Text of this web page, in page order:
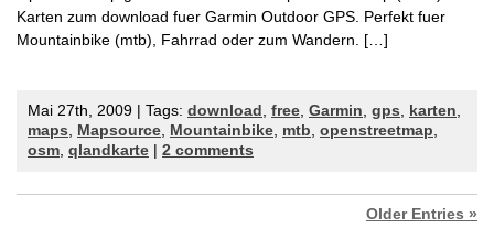
Karten zum download fuer Garmin Outdoor GPS. Perfekt fuer
Mountainbike (mtb), Fahrrad oder zum Wandern. […]
Mai 27th, 2009 | Tags: download free Garmin gps karten
maps
Mapsource Mountainbike mtb openstreetmap
osm qlandkarte | 2 comments
Older Entries »